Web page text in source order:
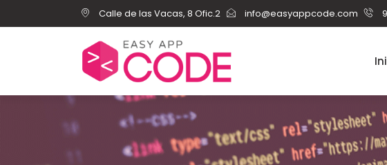
Calle de las Vacas, 8 Ofic.2 info@easyappcode.com